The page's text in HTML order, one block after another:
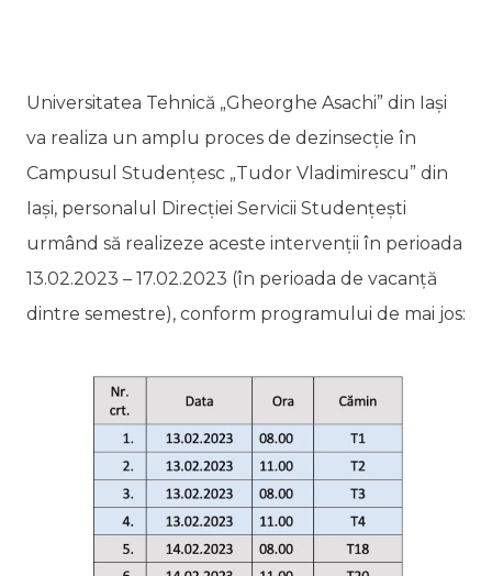
Universitatea Tehnică „Gheorghe Asachi” din Iași
va realiza un amplu proces de dezinsecție în
Campusul Studențesc „Tudor Vladimirescu” din
Iași, personalul Direcției Servicii Studențești
urmând să realizeze aceste intervenții în perioada
13.02.2023 – 17.02.2023 (în perioada de vacanță
dintre semestre), conform programului de mai jos: